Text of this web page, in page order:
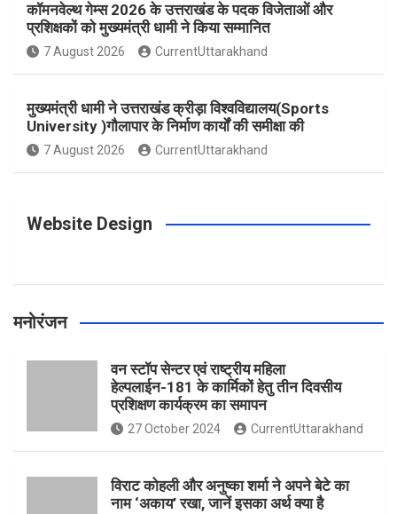
o
k
g
a
r
s
e
कॉमनवेल्थ गेम्स 2026 के उत्तराखंड के पदक विजेताओं और
प्रशिक्षकों को मुख्यमंत्री धामी ने किया सम्मानित
7 August 2026 CurrentUttarakhand
मुख्यमंत्री धामी ने उत्तराखंड क्रीड़ा विश्वविद्यालय(Sports
University )गौलापार के निर्माण कार्यों की समीक्षा की
7 August 2026 CurrentUttarakhand
Website Design
मनोरंजन
वन स्टॉप सेन्टर एवं राष्ट्रीय महिला
हेल्पलाईन-181 के कार्मिकों हेतु तीन दिवसीय
प्रशिक्षण कार्यक्रम का समापन
27 October 2024 CurrentUttarakhand
विराट कोहली और अनुष्का शर्मा ने अपने बेटे का
नाम ‘अकाय’ रखा, जानें इसका अर्थ क्‍या है